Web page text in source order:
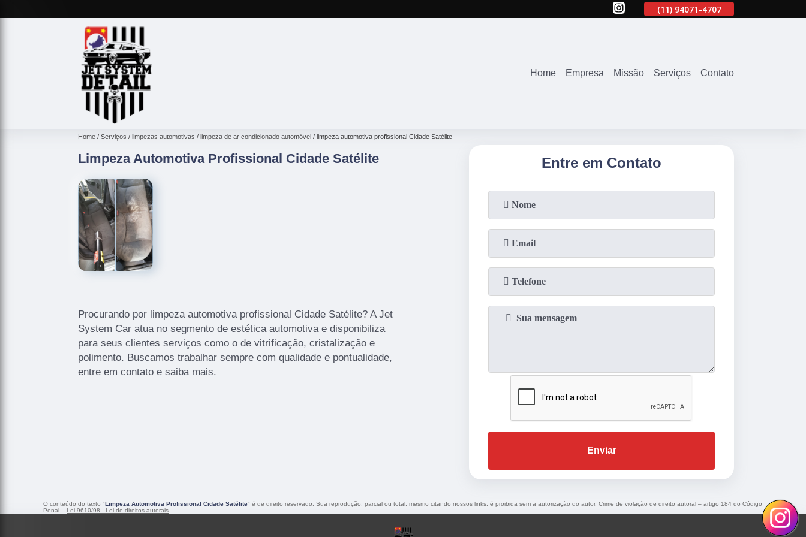
2645-2863 (11) 94071-4707
Home Empresa Missão Serviços Contato
Home Serviços limpezas automotivas limpeza de ar condicionado automóvel limpeza automotiva profissional Cidade Satélite
Limpeza Automotiva Profissional Cidade Satélite
Procurando por limpeza automotiva profissional Cidade Satélite? A Jet
System Car atua no segmento de estética automotiva e disponibiliza
para seus clientes serviços como o de vitrificação, cristalização e
polimento. Buscamos trabalhar sempre com qualidade e pontualidade,
entre em contato e saiba mais.
Entre em Contato
Enviar
O conteúdo do texto "Limpeza Automotiva Profissional Cidade Satélite" é de direito reservado. Sua reprodução, parcial ou total, mesmo citando nossos links, é proibida sem a autorização do autor. Crime de violação de direito autoral – artigo 184 do Código
Penal – Lei 9610/98 - Lei de direitos autorais.